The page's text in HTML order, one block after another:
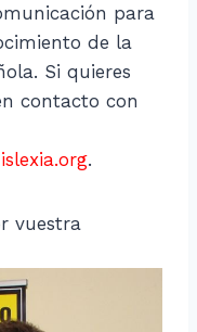
para
de la
Si quieres
contacto con
.
vuestra